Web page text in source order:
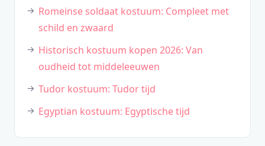
Romeinse soldaat kostuum: Compleet met
schild en zwaard
Historisch kostuum kopen 2026: Van
oudheid tot middeleeuwen
Tudor kostuum: Tudor tijd
Egyptian kostuum: Egyptische tijd